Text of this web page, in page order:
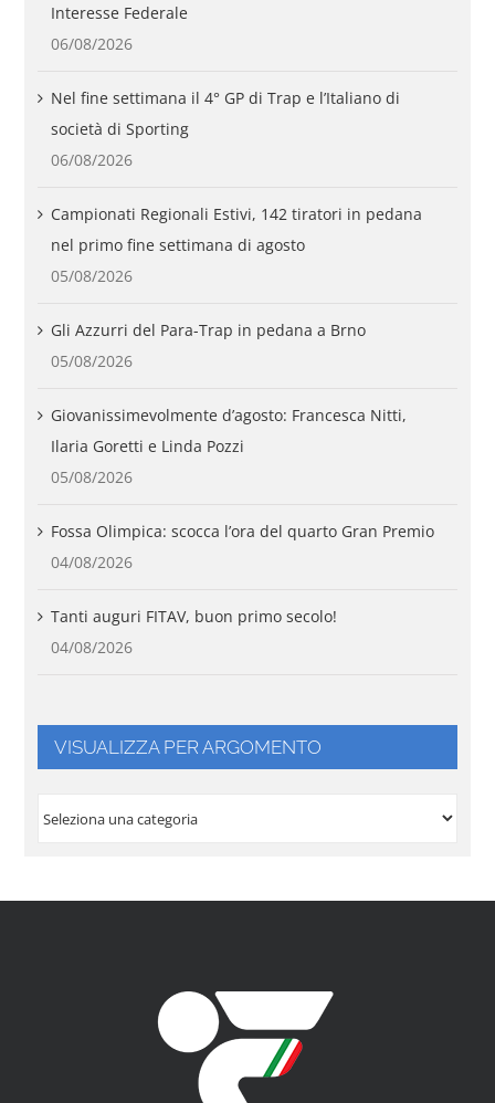
Interesse Federale
06/08/2026
Nel fine settimana il 4° GP di Trap e l’Italiano di
società di Sporting
06/08/2026
Campionati Regionali Estivi, 142 tiratori in pedana
nel primo fine settimana di agosto
05/08/2026
Gli Azzurri del Para-Trap in pedana a Brno
05/08/2026
Giovanissimevolmente d’agosto: Francesca Nitti,
Ilaria Goretti e Linda Pozzi
05/08/2026
Fossa Olimpica: scocca l’ora del quarto Gran Premio
04/08/2026
Tanti auguri FITAV, buon primo secolo!
04/08/2026
VISUALIZZA PER ARGOMENTO